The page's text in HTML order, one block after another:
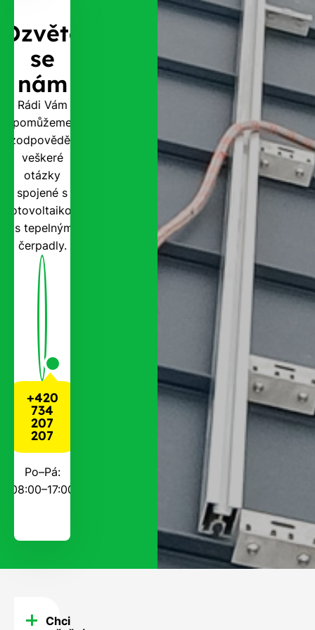
Ozvěte
se
nám
Rádi Vám
pomůžeme
zodpovědět
veškeré
otázky
spojené s
fotovoltaikou
i s tepelnými
čerpadly.
+420
734
207
207
Po–Pá:
08:00–17:00
Chci